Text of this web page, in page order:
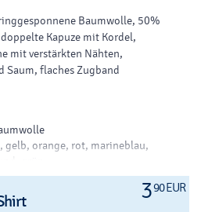
Baumwolle, 50%
Kapuze mit Kordel,
mit verstärkten Nähten,
Saum, flaches Zugband
gelb, orange, rot, marineblau,
grün
- b, transferdruck - v, siebdruck
siebdruck - helles t-shirt -
- b
390 EUR